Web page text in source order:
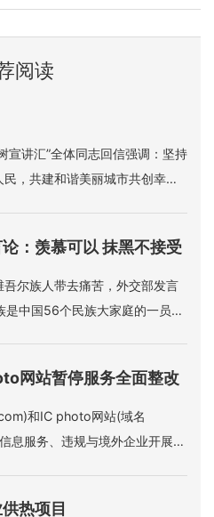
阅读
宣讲汇”全体同志回信强调：坚持
，共建和谐美丽城市共创幸福
：羡慕可以 抹黑不接受
尔族人带去痛苦，外交部发言
是中国56个民族大家庭的一员，
谣、抹黑、污蔑，这是不能接
网站暂停服务全面整改
和IC photo网站(域名
息服务、违规与境外企业开展涉
热项目